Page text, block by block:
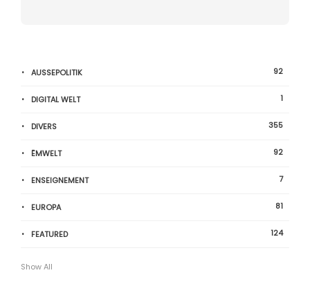
AUSSEPOLITIK 92
DIGITAL WELT 1
DIVERS 355
ËMWELT 92
ENSEIGNEMENT 7
EUROPA 81
FEATURED 124
Show All